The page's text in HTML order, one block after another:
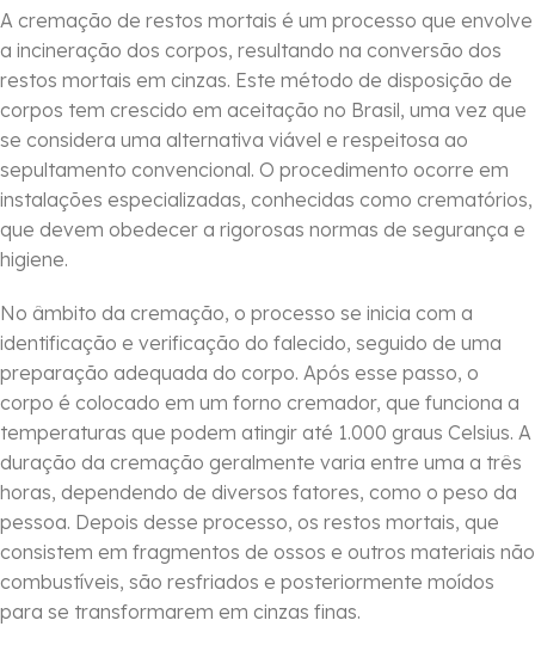
A cremação de restos mortais é um processo que envolve
a incineração dos corpos, resultando na conversão dos
restos mortais em cinzas. Este método de disposição de
corpos tem crescido em aceitação no Brasil, uma vez que
se considera uma alternativa viável e respeitosa ao
sepultamento convencional. O procedimento ocorre em
instalações especializadas, conhecidas como crematórios,
que devem obedecer a rigorosas normas de segurança e
higiene.
No âmbito da cremação, o processo se inicia com a
identificação e verificação do falecido, seguido de uma
preparação adequada do corpo. Após esse passo, o
corpo é colocado em um forno cremador, que funciona a
temperaturas que podem atingir até 1.000 graus Celsius. A
duração da cremação geralmente varia entre uma a três
horas, dependendo de diversos fatores, como o peso da
pessoa. Depois desse processo, os restos mortais, que
consistem em fragmentos de ossos e outros materiais não
combustíveis, são resfriados e posteriormente moídos
para se transformarem em cinzas finas.